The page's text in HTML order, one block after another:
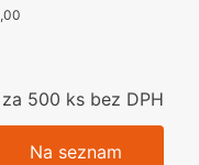
za 500 ks bez DPH
Na seznam